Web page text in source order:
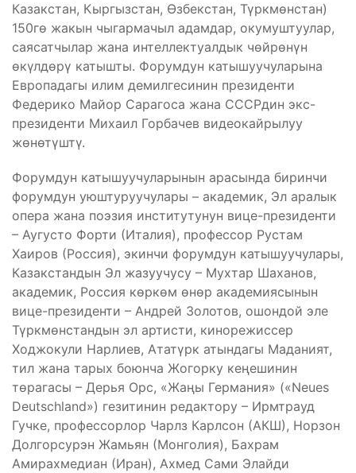
Казакстан, Кыргызстан, Өзбекстан, Түркмөнстан)
150гө жакын чыгармачыл адамдар, окумуштуулар,
саясатчылар жана интеллектуалдык чөйрөнүн
өкүлдөрү катышты. Форумдун катышуучуларына
Европадагы илим демилгесинин президенти
Федерико Майор Сарагоса жана СССРдин экс-
президенти Михаил Горбачев видеокайрылуу
жөнөтүштү.
Форумдун катышуучуларынын арасында биринчи
форумдун уюштуруучулары – академик, Эл аралык
опера жана поэзия институтунун вице-президенти
– Аугусто Форти (Италия), профессор Рустам
Хаиров (Россия), экинчи форумдун катышуучулары,
Казакстандын Эл жазуучусу – Мухтар Шаханов,
академик, Россия көркөм өнөр академиясынын
вице-президенти – Андрей Золотов, ошондой эле
Түркмөнстандын эл артисти, кинорежиссер
Ходжокули Нарлиев, Ататүрк атындагы Маданият,
тил жана тарых боюнча Жогорку кеңешинин
төрагасы – Дерья Орс, «Жаңы Германия» («Neues
Deutschland») гезитинин редактору – Ирмтрауд
Гучке, профессорлор Чарлз Карлсон (АКШ), Норзон
Долгорсурэн Жамьян (Монголия), Бахрам
Амирахмедиан (Иран), Ахмед Сами Элайди